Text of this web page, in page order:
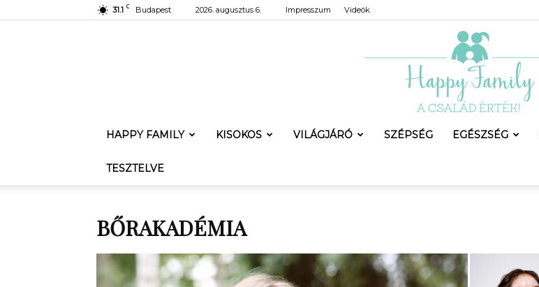
31.1 C Budapest 2026. augusztus 6. Impresszum Videók
Family
HAPPY FAMILY KISOKOS VILÁGJÁRÓ SZÉPSÉG EGÉSZSÉG
TESZTELVE
BŐRAKADÉMIA